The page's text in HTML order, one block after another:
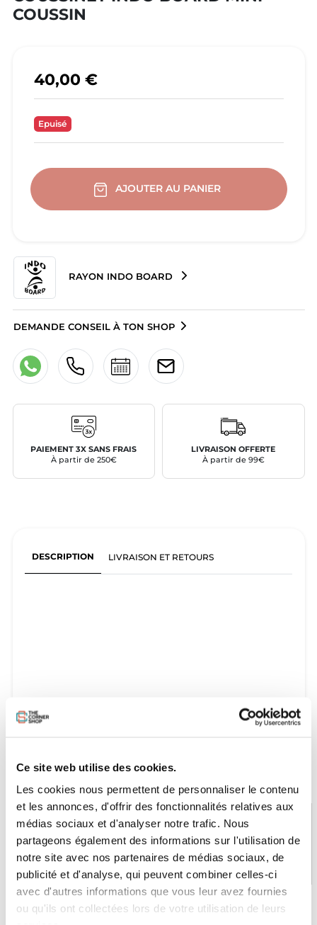
Ce site web utilise des cookies.
Les cookies nous permettent de personnaliser le contenu
et les annonces, d'offrir des fonctionnalités relatives aux
médias sociaux et d'analyser notre trafic. Nous
partageons également des informations sur l'utilisation de
notre site avec nos partenaires de médias sociaux, de
publicité et d'analyse, qui peuvent combiner celles-ci
avec d'autres informations que vous leur avez fournies
ou qu'ils ont collectées lors de votre utilisation de leurs
COUSSIN
40,00 €
Epuisé
AJOUTER AU PANIER
RAYON INDO BOARD
DEMANDE CONSEIL À TON SHOP
PAIEMENT 3X SANS FRAIS
À partir de 250€
LIVRAISON OFFERTE
À partir de 99€
DESCRIPTION LIVRAISON ET RETOURS
PAIEMENT SÉCURISÉ
CB, VISA, Mastercard, ALMA
STOCK EN TEMPS RÉEL
Plus de 5000 produits en stock